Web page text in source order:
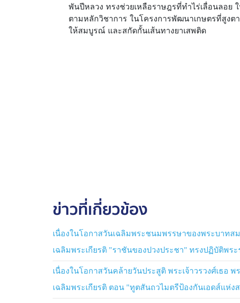
พันปีหลวง ทรงช่วยเหลือราษฎรที่ทำไร่เลื่อนลอย
ตามหลักวิชาการ ในโครงการพัฒนาเกษตรที่สูง
ให้สมบูรณ์ และสกัดกั้นเส้นทางยาเสพติด
ข่าวที่เกี่ยวข้อง
เนื่องในโอกาสวันเฉลิมพระชนมพรรษาของพระบาทส
เฉลิมพระเกียรติ "ราชันของปวงประชา" ทรงปฏิบัติพ
เนื่องในโอกาสวันคล้ายวันประสูติ พระเจ้าวรวงศ์เธอ
เฉลิมพระเกียรติ ตอน "ทูตสันถวไมตรีป้องกันเอดส์แห่ง